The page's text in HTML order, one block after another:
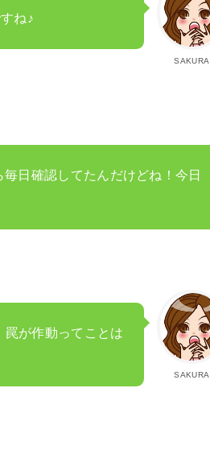
SAKURA
ね♪
日確認してたんだけどね！今日
SAKURA
が作動ってことは